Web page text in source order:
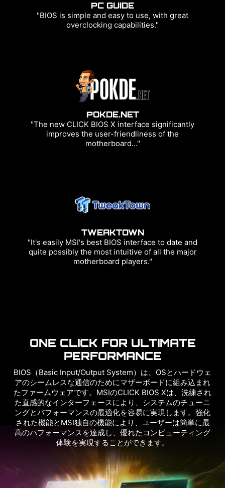
PC GUIDE
"BIOS is simple and easy to use, with great
overclocking capabilities."
POKDE.NET
"The new CLICK BIOS X interface significantly
improves the user-friendliness of the
motherboard..."
TWEAKTOWN
"It's easily MSI's best BIOS interface to date and
quite possibly the most intuitive of all the major
motherboard players."
ONE CLICK FOR ULTIMATE
PERFORMANCE
BIOS（Basic Input/Output System）は、OSとハードウェ
アのシームレスな通信のためにマザーボードに組み込まれ
たファームウェアです。MSIのCLICK BIOS Xは、洗練され
た直感的なインターフェースにより、システムのチューニ
ングとパフォーマンスの最適化を容易に実現します。強化
された機能とMSI独自の機能により、ユーザーは簡単に最
高のパフォーマンスを達成し、優れたコンピューティング
体験を実現することができます。